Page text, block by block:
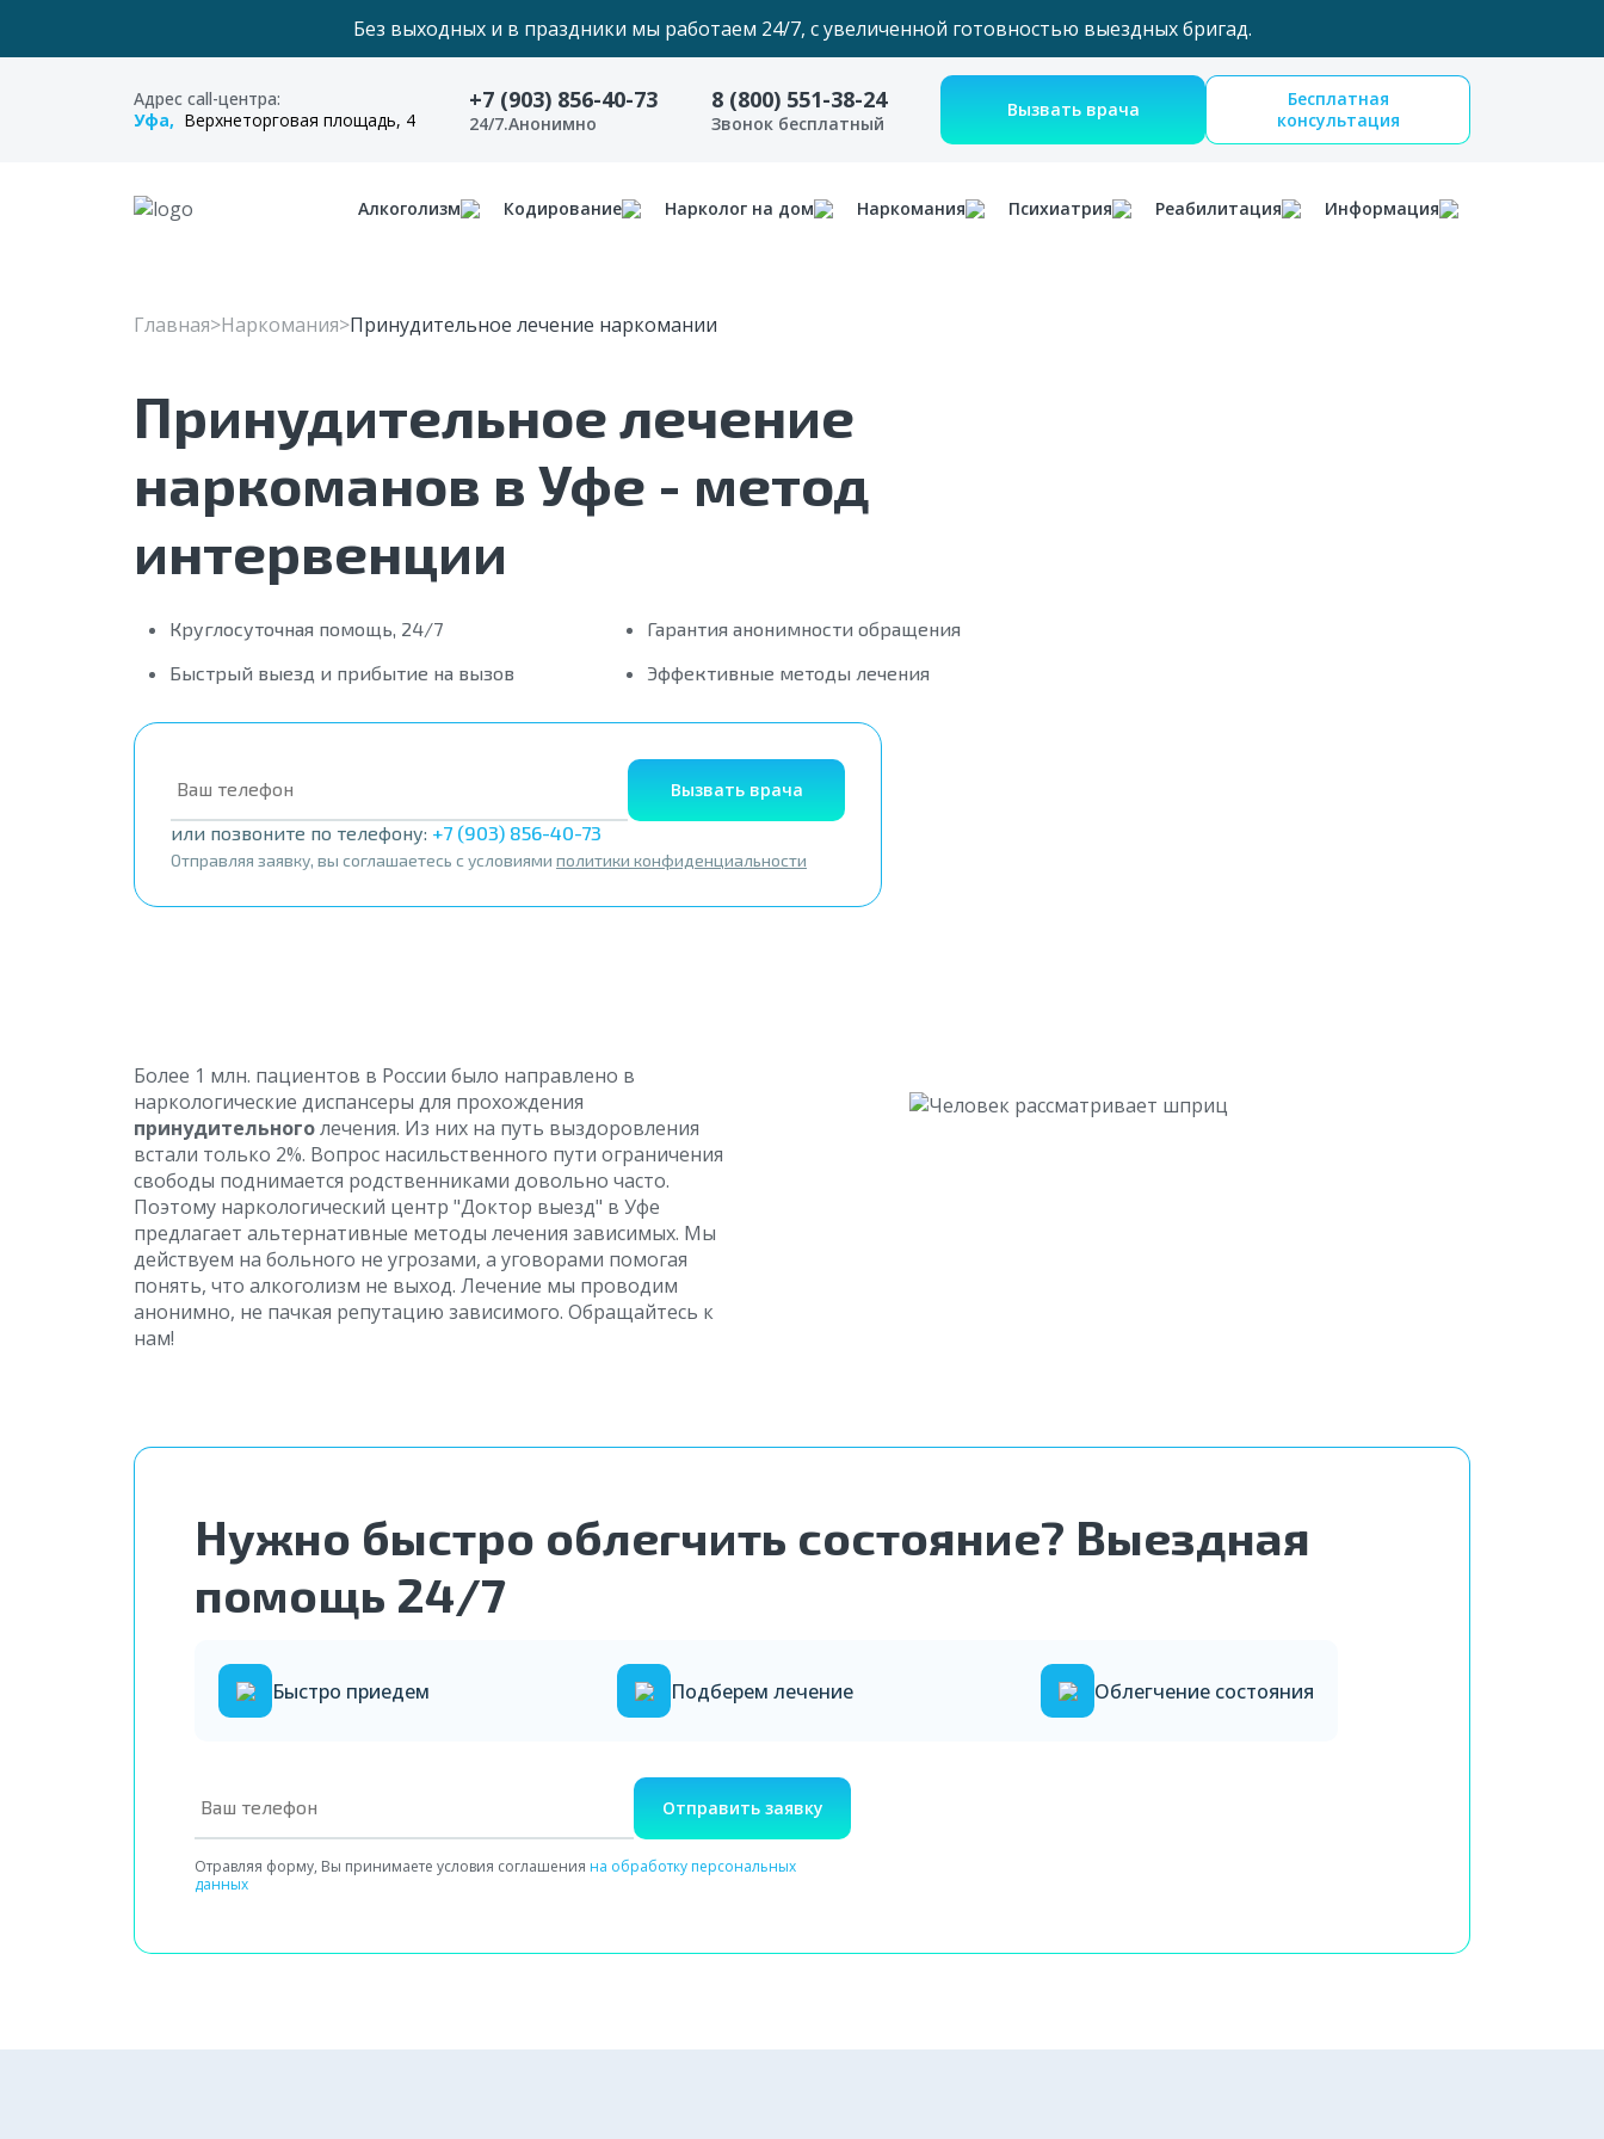
Без выходных и в праздники мы работаем 24/7, с увеличенной готовностью выездных бригад.
Адрес call-центра:
Уфа, Верхнеторговая площадь, 4
+7 (903) 856-40-73
24/7.Анонимно
8 (800) 551-38-24
Звонок бесплатный
Вызвать врача
Бесплатная
консультация
Алкоголизм Кодирование Нарколог на дом Наркомания Психиатрия Реабилитация Информация
Главная Наркомания Принудительное лечение наркомании
Принудительное лечение
наркоманов в Уфе - метод
интервенции
Круглосуточная помощь, 24/7
Гарантия анонимности обращения
Быстрый выезд и прибытие на вызов
Эффективные методы лечения
Вызвать врача
или позвоните по телефону: +7 (903) 856-40-73
Отправляя заявку, вы соглашаетесь с условиями политики конфиденциальности
Более 1 млн. пациентов в России было направлено в
наркологические диспансеры для прохождения
принудительноголечения. Из них на путь выздоровления
встали только 2%. Вопрос насильственного пути ограничения
свободы поднимается родственниками довольно часто.
Поэтому наркологический центр "Доктор выезд" в Уфе
предлагает альтернативные методы лечения зависимых. Мы
действуем на больного не угрозами, а уговорами помогая
понять, что алкоголизм не выход. Лечение мы проводим
анонимно, не пачкая репутацию зависимого. Обращайтесь к
нам!
Нужно быстро облегчить состояние? Выездная
помощь 24/7
Быстро приедем Подберем лечение Облегчение состояния
Отправить заявку
Отравляя форму, Вы принимаете условия соглашения на обработку персональных
данных